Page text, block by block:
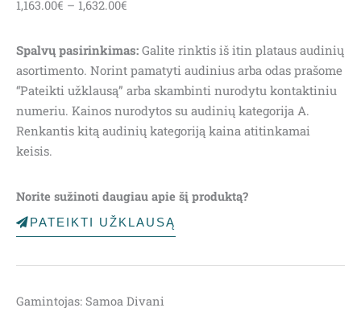
1,163.00€ – 1,632.00€
through
1,632.00€
Spalvų pasirinkimas: Galite rinktis iš itin plataus audinių
asortimento. Norint pamatyti audinius arba odas prašome
“Pateikti užklausą” arba skambinti nurodytu kontaktiniu
numeriu. Kainos nurodytos su audinių kategorija A.
Renkantis kitą audinių kategoriją kaina atitinkamai
keisis.
Norite sužinoti daugiau apie šį produktą?
PATEIKTI UŽKLAUSĄ
Gamintojas: Samoa Divani